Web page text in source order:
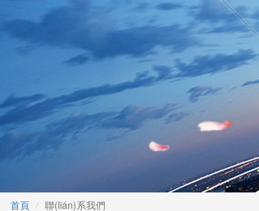
首頁 聯(lián)系我們